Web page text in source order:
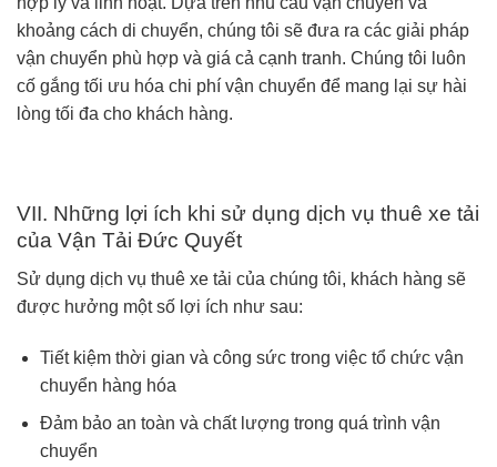
khoảng cách di chuyển, chúng tôi sẽ đưa ra các giải pháp
vận chuyển phù hợp và giá cả cạnh tranh. Chúng tôi luôn
cố gắng tối ưu hóa chi phí vận chuyển để mang lại sự hài
lòng tối đa cho khách hàng.
VII. Những lợi ích khi sử dụng dịch vụ thuê xe tải
của Vận Tải Đức Quyết
Sử dụng dịch vụ thuê xe tải của chúng tôi, khách hàng sẽ
được hưởng một số lợi ích như sau:
Tiết kiệm thời gian và công sức trong việc tổ chức vận
chuyển hàng hóa
Đảm bảo an toàn và chất lượng trong quá trình vận
chuyển